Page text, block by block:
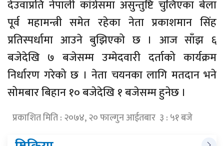
देउवाप्रति नेपाली कांग्रेसमा असुन्तुष्टि चुलिएका बेला
पूर्व महामन्त्री समेत रहेका नेता प्रकाशमान सिंह
प्रतिस्पर्धामा आउने बुझिएको छ । आज साँझ ६
बजेदेखि ७ बजेसम्म उम्मेदवारी दर्ताको कार्यक्रम
निर्धारण गरेको छ । नेता चयनका लागि मतदान भने
सोमबार बिहान १० बजेदेखि १ बजेसम्म हुनेछ ।
प्रकाशित मिति : २०७४, २० फाल्गुन आईतबार ३ : ५१ बजे